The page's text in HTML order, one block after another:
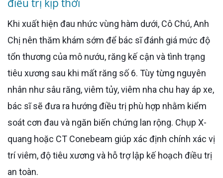
điều trị kịp thời
Khi xuất hiện đau nhức vùng hàm dưới, Cô Chú, Anh
Chị nên thăm khám sớm để bác sĩ đánh giá mức độ
tổn thương của mô nướu, răng kế cận và tình trạng
tiêu xương sau khi mất răng số 6. Tùy từng nguyên
nhân như sâu răng, viêm tủy, viêm nha chu hay áp xe,
bác sĩ sẽ đưa ra hướng điều trị phù hợp nhằm kiểm
soát cơn đau và ngăn biến chứng lan rộng. Chụp X-
quang hoặc CT Conebeam giúp xác định chính xác vị
trí viêm, độ tiêu xương và hỗ trợ lập kế hoạch điều trị
an toàn.